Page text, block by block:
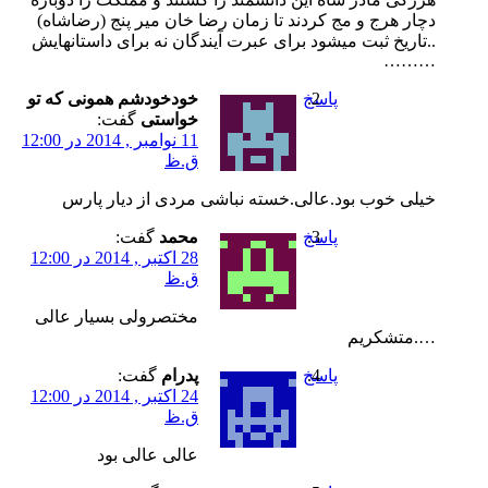
دچار هرج و مج کردند تا زمان رضا خان میر پنج (رضاشاه)
..تاریخ ثبت میشود برای عبرت آیندگان نه برای داستانهایش
………
پاسخ
خودخودشم همونی که تو
خواستی گفت:
11 نوامبر , 2014 در 12:00
ق.ظ
خیلی خوب بود.عالی.خسته نباشی مردی از دیار پارس
پاسخ محمد گفت:
28 اکتبر , 2014 در 12:00
ق.ظ
مختصرولی بسیار عالی
….متشکریم
پاسخ پدرام گفت:
24 اکتبر , 2014 در 12:00
ق.ظ
عالی عالی بود